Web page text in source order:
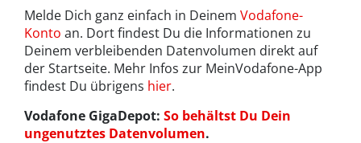
Melde Dich ganz einfach in Deinem Vodafone-
Konto an. Dort findest Du die Informationen zu
Deinem verbleibenden Datenvolumen direkt auf
der Startseite. Mehr Infos zur MeinVodafone-App
findest Du übrigens hier.
Vodafone GigaDepot: So behältst Du Dein
ungenutztes Datenvolumen.